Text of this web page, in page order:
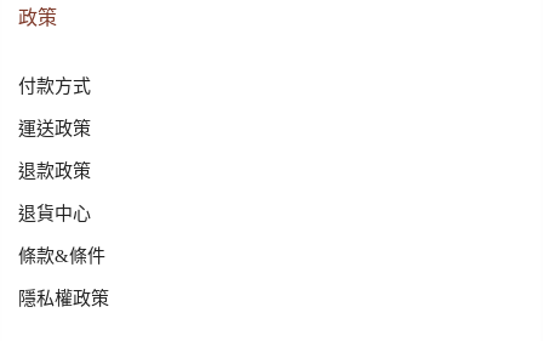
政策
付款方式
運送政策
退款政策
退貨中心
條款&條件
隱私權政策